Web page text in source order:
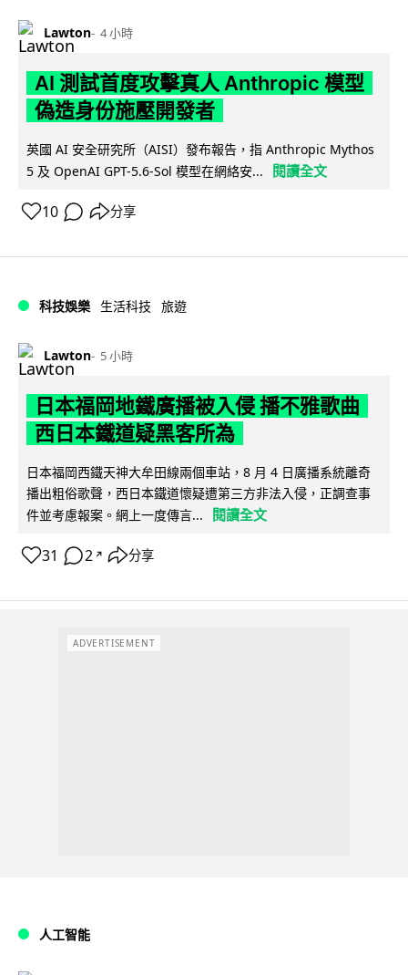
Lawton 4 小時
AI 測試首度攻擊真人 Anthropic 模型
偽造身份施壓開發者
英國 AI 安全研究所（AISI）發布報告，指 Anthropic Mythos
5 及 OpenAI GPT-5.6-Sol 模型在網絡安...
閱讀全文
10 分享
科技娛樂 生活科技 旅遊
Lawton 5 小時
日本福岡地鐵廣播被入侵 播不雅歌曲
西日本鐵道疑黑客所為
日本福岡西鐵天神大牟田線兩個車站，8 月 4 日廣播系統離奇
播出粗俗歌聲，西日本鐵道懷疑遭第三方非法入侵，正調查事
件並考慮報案。網上一度傳言...
閱讀全文
31 2 ↗ 分享
ADVERTISEMENT
人工智能